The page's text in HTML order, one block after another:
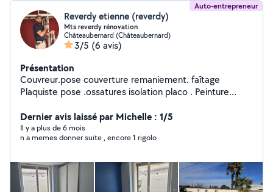
Auto-entrepreneur
Reverdy etienne (reverdy)
Mts reverdy rénovation
Châteaubernard (Châteaubernard)
3/5 (6 avis)
Présentation
Couvreur.pose couverture remaniement. faîtage
Plaquiste pose .ossatures isolation placo . Peinture
pression. Restauration des volets Pose de parquet Pose
Dernier avis laissé par Michelle : 1/5
Il y a plus de 6 mois
n a memes donner suite , encore 1 rigolo